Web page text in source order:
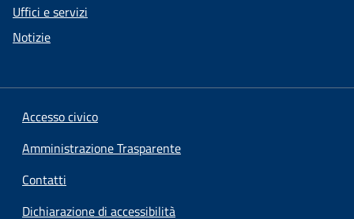
Uffici e servizi
Notizie
Accesso civico
Amministrazione Trasparente
Contatti
Dichiarazione di accessibilità